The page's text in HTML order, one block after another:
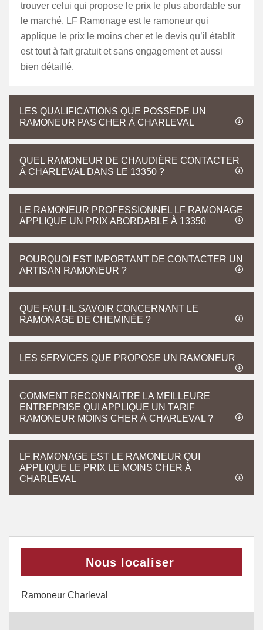
trouver celui qui propose le prix le plus abordable sur
le marché. LF Ramonage est le ramoneur qui
applique le prix le moins cher et le devis qu’il établit
est tout à fait gratuit et sans engagement et aussi
bien détaillé.
LES QUALIFICATIONS QUE POSSÈDE UN
RAMONEUR PAS CHER À CHARLEVAL
QUEL RAMONEUR DE CHAUDIÈRE CONTACTER
À CHARLEVAL DANS LE 13350 ?
LE RAMONEUR PROFESSIONNEL LF RAMONAGE
APPLIQUE UN PRIX ABORDABLE À 13350
POURQUOI EST IMPORTANT DE CONTACTER UN
ARTISAN RAMONEUR ?
QUE FAUT-IL SAVOIR CONCERNANT LE
RAMONAGE DE CHEMINÉE ?
LES SERVICES QUE PROPOSE UN RAMONEUR
COMMENT RECONNAITRE LA MEILLEURE
ENTREPRISE QUI APPLIQUE UN TARIF
RAMONEUR MOINS CHER À CHARLEVAL ?
LF RAMONAGE EST LE RAMONEUR QUI
APPLIQUE LE PRIX LE MOINS CHER À
CHARLEVAL
Nous localiser
Ramoneur Charleval